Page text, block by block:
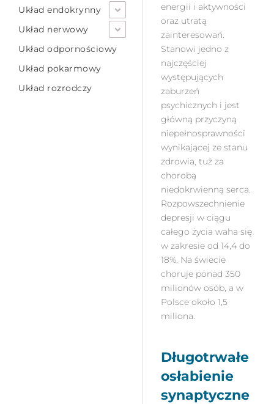
Układ endokrynny
Układ nerwowy
Układ odpornościowy
Układ pokarmowy
Układ rozrodczy
energii i aktywności
oraz utratą
zainteresowań.
Stanowi jedno z
najczęściej
występujących
zaburzeń
psychicznych i jest
główną przyczyną
niepełnosprawności
wynikającej ze stanu
zdrowia, tuż za
chorobą
niedokrwienną serca.
Rozpowszechnienie
depresji w ciągu
całego życia waha się
w zakresie od 14,4 do
18%. Na świecie
choruje ponad 350
milionów osób, a w
Polsce około 1,5
miliona.
Długotrwałe
osłabienie
synaptyczne